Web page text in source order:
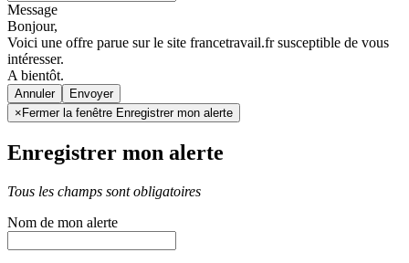
Message
Bonjour,
Voici une offre parue sur le site francetravail.fr susceptible de vous
intéresser.
A bientôt.
Annuler
×Fermer la fenêtre Enregistrer mon alerte
Enregistrer mon alerte
Tous les champs sont obligatoires
Nom de mon alerte